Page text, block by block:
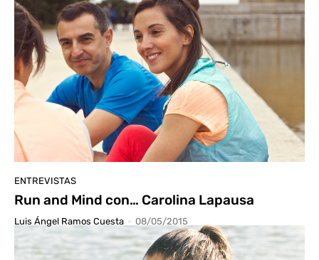
ENTREVISTAS
Run and Mind con… Carolina Lapausa
Luis Ángel Ramos Cuesta - 08/05/2015